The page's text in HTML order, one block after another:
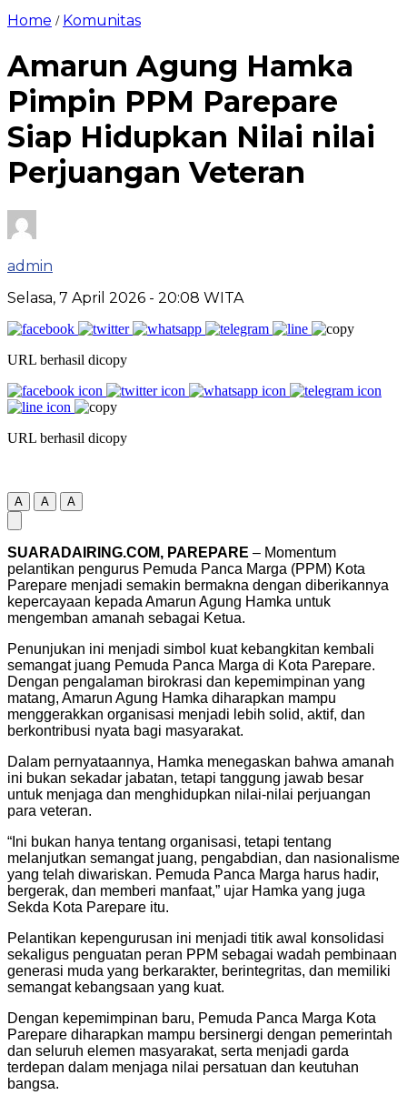
Home / Komunitas
Amarun Agung Hamka
Pimpin PPM Parepare
Siap Hidupkan Nilai nilai
Perjuangan Veteran
admin
Selasa, 7 April 2026 - 20:08 WITA
URL berhasil dicopy
URL berhasil dicopy
A A A
SUARADAIRING.COM, PAREPARE – Momentum
pelantikan pengurus Pemuda Panca Marga (PPM) Kota
Parepare menjadi semakin bermakna dengan diberikannya
kepercayaan kepada Amarun Agung Hamka untuk
mengemban amanah sebagai Ketua.
Penunjukan ini menjadi simbol kuat kebangkitan kembali
semangat juang Pemuda Panca Marga di Kota Parepare.
Dengan pengalaman birokrasi dan kepemimpinan yang
matang, Amarun Agung Hamka diharapkan mampu
menggerakkan organisasi menjadi lebih solid, aktif, dan
berkontribusi nyata bagi masyarakat.
Dalam pernyataannya, Hamka menegaskan bahwa amanah
ini bukan sekadar jabatan, tetapi tanggung jawab besar
untuk menjaga dan menghidupkan nilai-nilai perjuangan
para veteran.
“Ini bukan hanya tentang organisasi, tetapi tentang
melanjutkan semangat juang, pengabdian, dan nasionalisme
yang telah diwariskan. Pemuda Panca Marga harus hadir,
bergerak, dan memberi manfaat,” ujar Hamka yang juga
Sekda Kota Parepare itu.
Pelantikan kepengurusan ini menjadi titik awal konsolidasi
sekaligus penguatan peran PPM sebagai wadah pembinaan
generasi muda yang berkarakter, berintegritas, dan memiliki
semangat kebangsaan yang kuat.
Dengan kepemimpinan baru, Pemuda Panca Marga Kota
Parepare diharapkan mampu bersinergi dengan pemerintah
dan seluruh elemen masyarakat, serta menjadi garda
terdepan dalam menjaga nilai persatuan dan keutuhan
bangsa.